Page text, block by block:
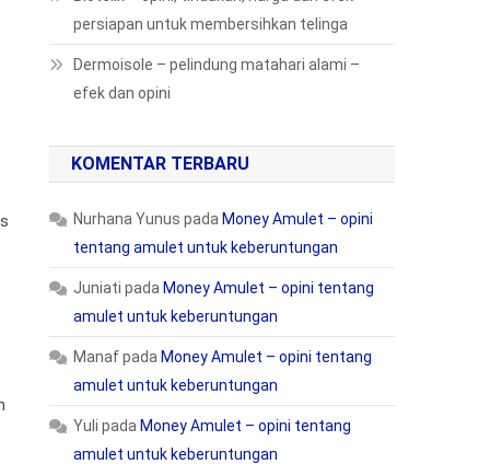
persiapan untuk membersihkan telinga
Dermoisole – pelindung matahari alami –
efek dan opini
KOMENTAR TERBARU
Nurhana Yunus pada Money Amulet – opini
tentang amulet untuk keberuntungan
Juniati pada Money Amulet – opini tentang
amulet untuk keberuntungan
Manafpada Money Amulet – opini tentang
amulet untuk keberuntungan
Yuli pada Money Amulet – opini tentang
amulet untuk keberuntungan